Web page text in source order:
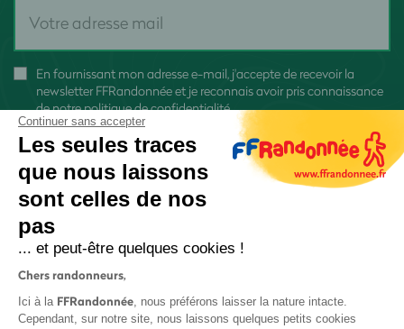
En fournissant mon adresse e-mail, j'accepte de recevoir la
newsletter FFRandonnée et je reconnais avoir pris connaissance
denotre politique de confidentialité
Continuer sans accepter
Les seules traces
que nous laissons
sont celles de nos
pas
... et peut-être quelques cookies !
Chers randonneurs,
Ici à la FFRandonnée, nous préférons laisser la nature intacte.
Cependant, sur notre site, nous laissons quelques petits cookies